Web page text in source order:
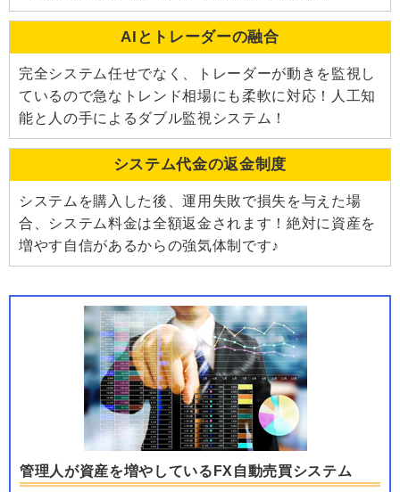
AIとトレーダーの融合
完全システム任せでなく、トレーダーが動きを監視し
ているので急なトレンド相場にも柔軟に対応！人工知
能と人の手によるダブル監視システム！
システム代金の返金制度
システムを購入した後、運用失敗で損失を与えた場
合、システム料金は全額返金されます！絶対に資産を
増やす自信があるからの強気体制です♪
管理人が資産を増やしているFX自動売買システム